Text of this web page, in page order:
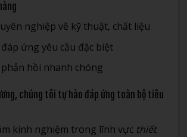
nghiệp về kỹ thuật, chất liệu
ứng yêu cầu đặc biệt
hồi nhanh chóng
chúng tôi tự hào đáp ứng toàn bộ tiêu
kinh nghiệm trong lĩnh vực thiết